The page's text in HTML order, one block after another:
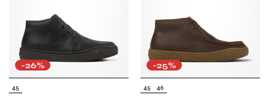
-26%
45
-25%
45 46